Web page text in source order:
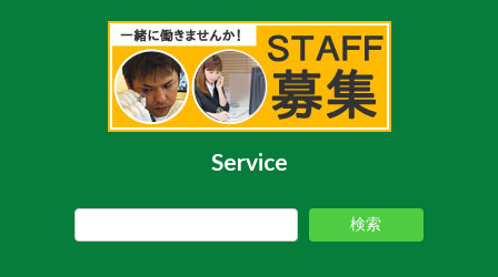
Service
検索